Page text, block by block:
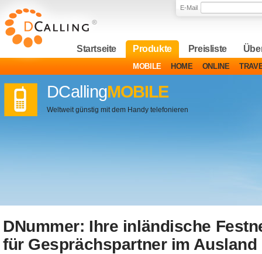
E-Mail
Startseite Produkte
MOBILE HOME ONLINE
Preisliste
DCallingMOBILE
Weltweit günstig mit dem Handy telefonieren
DNummer: Ihre inländische
für Gesprächspartner im Ausland